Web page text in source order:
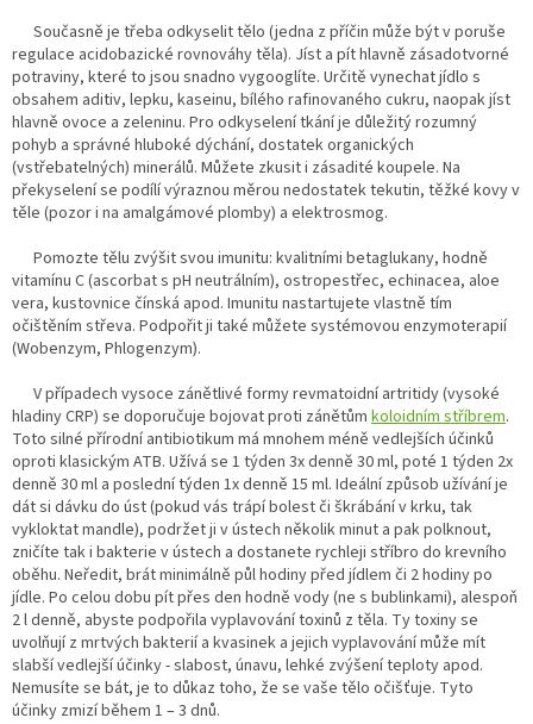
Současně je třeba odkyselit tělo (jedna z příčin může být v poruše
regulace acidobazické rovnováhy těla). Jíst a pít hlavně zásadotvorné
potraviny, které to jsou snadno vygooglíte. Určitě vynechat jídlo s
obsahem aditiv, lepku, kaseinu, bílého rafinovaného cukru, naopak jíst
hlavně ovoce a zeleninu. Pro odkyselení tkání je důležitý rozumný
pohyb a správné hluboké dýchání, dostatek organických
(vstřebatelných) minerálů. Můžete zkusit i zásadité koupele. Na
překyselení se podílí výraznou měrou nedostatek tekutin, těžké kovy v
těle (pozor i na amalgámové plomby) a elektrosmog.
Pomozte tělu zvýšit svou imunitu: kvalitními betaglukany, hodně
vitamínu C (ascorbat s pH neutrálním), ostropestřec, echinacea, aloe
vera, kustovnice čínská apod. Imunitu nastartujete vlastně tím
očištěním střeva. Podpořit ji také můžete systémovou enzymoterapií
(Wobenzym, Phlogenzym).
V případech vysoce zánětlivé formy revmatoidní artritidy (vysoké
hladiny CRP) se doporučuje bojovat proti zánětům koloidním stříbrem.
Toto silné přírodní antibiotikum má mnohem méně vedlejších účinků
oproti klasickým ATB. Užívá se 1 týden 3x denně 30 ml, poté 1 týden 2x
denně 30 ml a poslední týden 1x denně 15 ml. Ideální způsob užívání je
dát si dávku do úst (pokud vás trápí bolest či škrábání v krku, tak
vykloktat mandle), podržet ji v ústech několik minut a pak polknout,
zničíte tak i bakterie v ústech a dostanete rychleji stříbro do krevního
oběhu. Neředit, brát minimálně půl hodiny před jídlem či 2 hodiny po
jídle. Po celou dobu pít přes den hodně vody (ne s bublinkami), alespoň
2 l denně, abyste podpořila vyplavování toxinů z těla. Ty toxiny se
uvolňují z mrtvých bakterií a kvasinek a jejich vyplavování může mít
slabší vedlejší účinky - slabost, únavu, lehké zvýšení teploty apod.
Nemusíte se bát, je to důkaz toho, že se vaše tělo očišťuje. Tyto
účinky zmizí během 1 – 3 dnů.